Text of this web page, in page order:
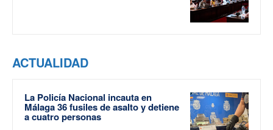
ACTUALIDAD
La Policía Nacional incauta en
Málaga 36 fusiles de asalto y detiene
a cuatro personas